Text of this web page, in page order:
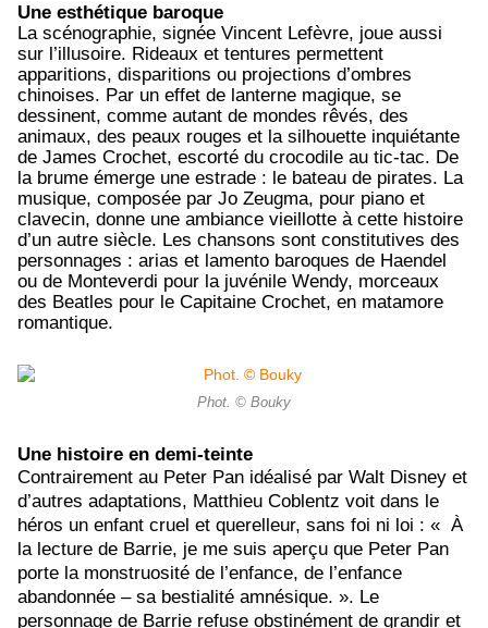
Une esthétique baroque
La scénographie, signée Vincent Lefèvre, joue aussi
sur l’illusoire. Rideaux et tentures permettent
apparitions, disparitions ou projections d’ombres
chinoises. Par un effet de lanterne magique, se
dessinent, comme autant de mondes rêvés, des
animaux, des peaux rouges et la silhouette inquiétante
de James Crochet, escorté du crocodile au tic-tac. De
la brume émerge une estrade : le bateau de pirates. La
musique, composée par Jo Zeugma, pour piano et
clavecin, donne une ambiance vieillotte à cette histoire
d’un autre siècle. Les chansons sont constitutives des
personnages : arias et lamento baroques de Haendel
ou de Monteverdi pour la juvénile Wendy, morceaux
des Beatles pour le Capitaine Crochet, en matamore
romantique.
Phot. © Bouky
Une histoire en demi-teinte
Contrairement au Peter Pan idéalisé par Walt Disney et
d’autres adaptations, Matthieu Coblentz voit dans le
héros un enfant cruel et querelleur, sans foi ni loi : « À
la lecture de Barrie, je me suis aperçu que Peter Pan
porte la monstruosité de l’enfance, de l’enfance
abandonnée – sa bestialité amnésique. ». Le
personnage de Barrie refuse obstinément de grandir et